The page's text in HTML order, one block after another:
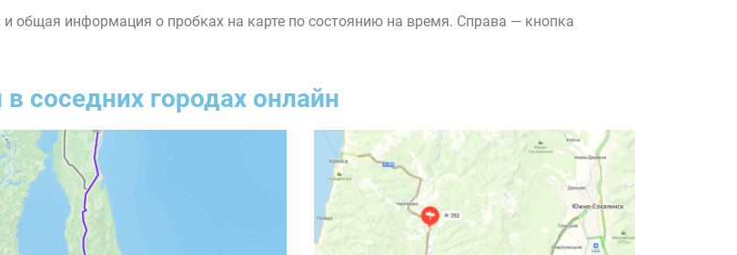
общая информация о пробках на карте по состоянию на время. Справа — кнопка
соседних городах онлайн